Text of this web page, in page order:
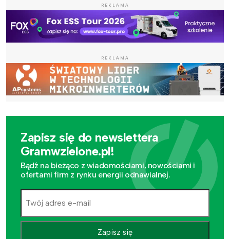
REKLAMA
REKLAMA
Zapisz się do newslettera
Gramwzielone.pl!
Bądź na bieżąco z wiadomościami, nowościami i
ofertami firm z rynku energii odnawialnej.
Zapisz się